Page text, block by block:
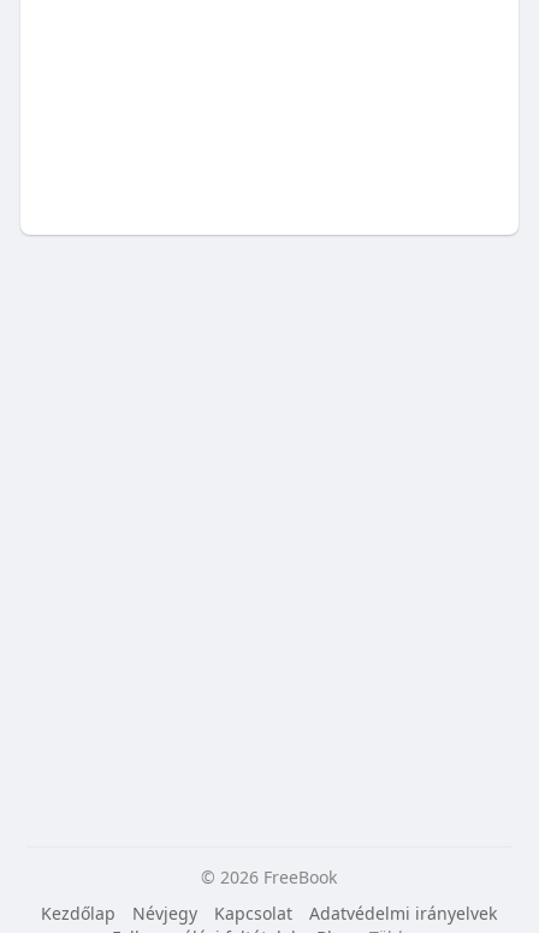
© 2026 FreeBook
Kezdőlap
Névjegy Kapcsolat
Adatvédelmi irányelvek